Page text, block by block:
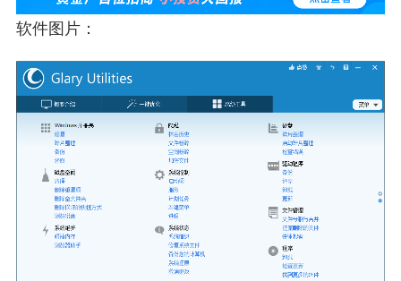
软件图片：